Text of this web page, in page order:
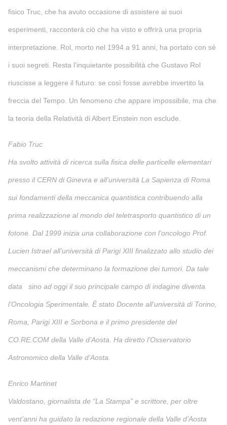
fisico Truc, che ha avuto occasione di assistere ai suoi
esperimenti, racconterà ciò che ha visto e offrirà una propria
interpretazione. Rol, morto nel 1994 a 91 anni, ha portato con sé
i suoi segreti. Resta l’inquietante possibilità che Gustavo Rol
riuscisse a leggere il futuro: se così fosse avrebbe invertito la
freccia del Tempo. Un fenomeno che appare impossibile, ma che
la teoria della Relatività di Albert Einstein non esclude.
Fabio Truc
Ha svolto attività di ricerca sulla fisica delle particelle elementari
presso il CERN di Ginevra e all’università La Sapienza di Roma
sui fondamenti della meccanica quantistica contribuendo alla
prima realizzazione al mondo del teletrasporto quantistico di un
fotone. Dal 1999 inizia una collaborazione con l’oncologo Prof.
Lucien Istrael all’università di Parigi XIII finalizzato allo studio dei
meccanismi che determinano la formazione dei tumori. Da tale
data sino ad oggi il suo principale campo di indagine diventa
l’Oncologia Sperimentale. È stato Docente all’università di Torino,
Roma, Parigi XIII e Sorbona e il primo presidente del
CO.RE.COM della Valle d’Aosta. Ha diretto l’Osservatorio
Astronomico della Valle d’Aosta.
Enrico Martinet
Valdostano, giornalista de “La Stampa” e scrittore, per oltre
vent’anni ha guidato la redazione regionale della Valle d’Aosta